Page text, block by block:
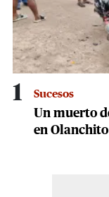
1 Sucesos
Un muerto
en Olanchito